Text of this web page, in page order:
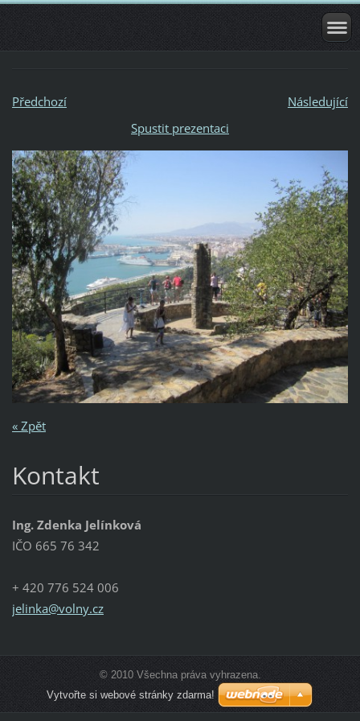
Předchozí
Následující
Spustit prezentaci
« Zpět
Kontakt
Ing. Zdenka Jelínková
IČO 665 76 342
+ 420 776 524 006
jelinka@volny.cz
© 2010 Všechna práva vyhrazena.
Vytvořte si webové stránky zdarma!